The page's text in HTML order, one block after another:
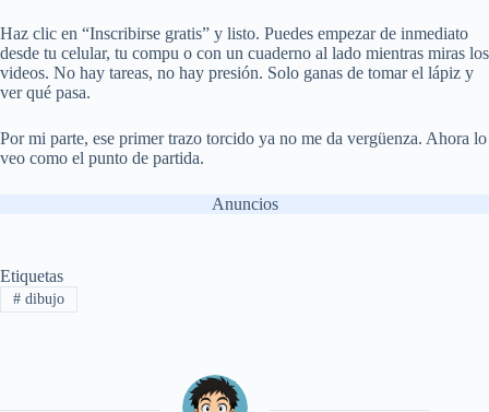
Haz clic en “Inscribirse gratis” y listo. Puedes empezar de inmediato
desde tu celular, tu compu o con un cuaderno al lado mientras miras los
videos. No hay tareas, no hay presión. Solo ganas de tomar el lápiz y
ver qué pasa.
Por mi parte, ese primer trazo torcido ya no me da vergüenza. Ahora lo
veo como el punto de partida.
Anuncios
Etiquetas
#dibujo